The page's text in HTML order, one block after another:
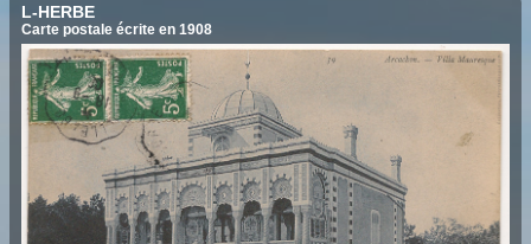
L-HERBE
Carte postale écrite en 1908